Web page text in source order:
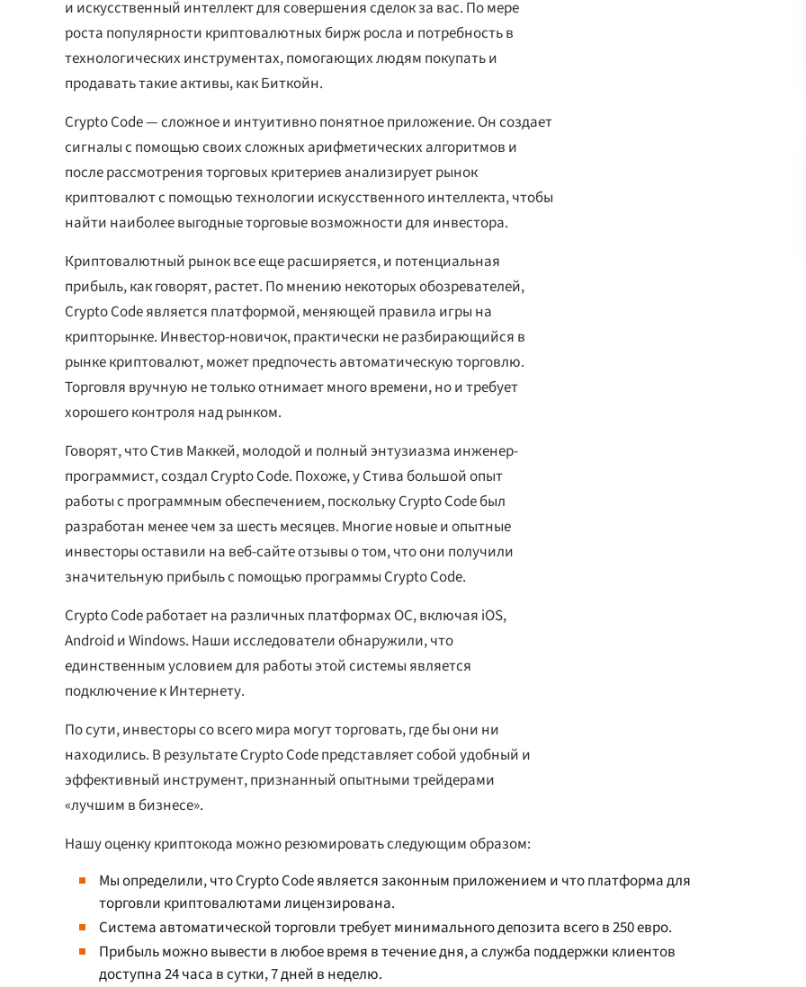
и искусственный интеллект для совершения сделок за вас. По мере
роста популярности криптовалютных бирж росла и потребность в
технологических инструментах, помогающих людям покупать и
продавать такие активы, как Биткойн.
Crypto Code — сложное и интуитивно понятное приложение. Он создает
сигналы с помощью своих сложных арифметических алгоритмов и
после рассмотрения торговых критериев анализирует рынок
криптовалют с помощью технологии искусственного интеллекта, чтобы
найти наиболее выгодные торговые возможности для инвестора.
Криптовалютный рынок все еще расширяется, и потенциальная
прибыль, как говорят, растет. По мнению некоторых обозревателей,
Crypto Code является платформой, меняющей правила игры на
крипторынке. Инвестор-новичок, практически не разбирающийся в
рынке криптовалют, может предпочесть автоматическую торговлю.
Торговля вручную не только отнимает много времени, но и требует
хорошего контроля над рынком.
Говорят, что Стив Маккей, молодой и полный энтузиазма инженер-
программист, создал Crypto Code. Похоже, у Стива большой опыт
работы с программным обеспечением, поскольку Crypto Code был
разработан менее чем за шесть месяцев. Многие новые и опытные
инвесторы оставили на веб-сайте отзывы о том, что они получили
значительную прибыль с помощью программы Crypto Code.
Crypto Code работает на различных платформах ОС, включая iOS,
Android и Windows. Наши исследователи обнаружили, что
единственным условием для работы этой системы является
подключение к Интернету.
По сути, инвесторы со всего мира могут торговать, где бы они ни
находились. В результате Crypto Code представляет собой удобный и
эффективный инструмент, признанный опытными трейдерами
«лучшим в бизнесе».
Нашу оценку криптокода можно резюмировать следующим образом:
Мы определили, что Crypto Code является законным приложением и что платформа для
торговли криптовалютами лицензирована.
Система автоматической торговли требует минимального депозита всего в 250 евро.
Прибыль можно вывести в любое время в течение дня, а служба поддержки клиентов
доступна 24 часа в сутки, 7 дней в неделю.